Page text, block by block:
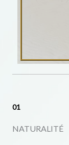
01
NATURALITÉ